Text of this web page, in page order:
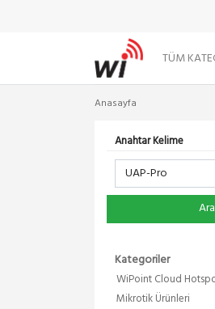
TÜM
Anasayfa
Anahtar Kelime
Ara
Kategoriler
WiPoint Cloud
Mikrotik Ürünleri